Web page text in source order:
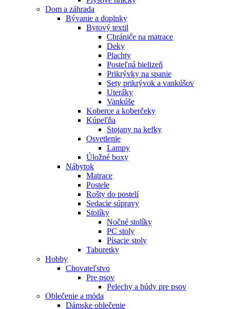
Dom a záhrada
Bývanie a doplnky
Bytový textil
Chrániče na matrace
Deky
Plachty
Posteľná bielizeň
Prikrývky na spanie
Sety prikrývok a vankúšov
Uteráky
Vankúše
Koberce a koberčeky
Kúpeľňa
Stojany na kefky
Osvetlenie
Lampy
Úložné boxy
Nábytok
Matrace
Postele
Rošty do postelí
Sedacie súpravy
Stolíky
Nočné stolíky
PC stoly
Písacie stoly
Taburetky
Hobby
Chovateľstvo
Pre psov
Pelechy a búdy pre psov
Oblečenie a móda
Dámske oblečenie